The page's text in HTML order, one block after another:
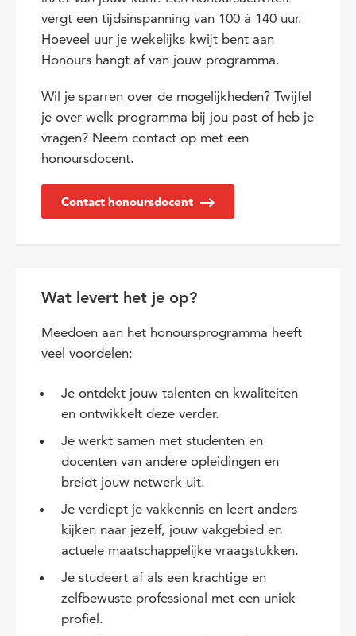
vergt een tijdsinspanning van 100 à 140 uur.
Hoeveel uur je wekelijks kwijt bent aan
Honours hangt af van jouw programma.
Wil je sparren over de mogelijkheden? Twijfel
je over welk programma bij jou past of heb je
vragen? Neem contact op met een
honoursdocent.
Contact honoursdocent
Wat levert het je op?
Meedoen aan het honoursprogramma heeft
veel voordelen:
Je ontdekt jouw talenten en kwaliteiten
en ontwikkelt deze verder.
Je werkt samen met studenten en
docenten van andere opleidingen en
breidt jouw netwerk uit.
Je verdiept je vakkennis en leert anders
kijken naar jezelf, jouw vakgebied en
actuele maatschappelijke vraagstukken.
Je studeert af als een krachtige en
zelfbewuste professional met een uniek
profiel.